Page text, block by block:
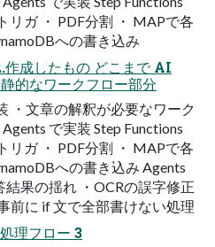
リガ ・ PDF分割 ・ MAPで各
への書き込み
成したもの どこまで AI
的なワークフロー部分
・文章の解釈が必要なワーク
で実装 Step Functions
リガ ・ PDF分割 ・ MAPで各
への書き込み Agents
結果の揺れ ・OCRの誤字修正
前に if 文で全部書けない処理
理フロー 3